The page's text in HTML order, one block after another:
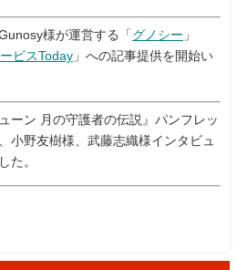
様が運営する「 グノシー 」
ビスToday 」への記事提供を開始い
ーン 月の守護者の伝説』パンフレッ
小野友樹様、武藤志織様インタビュ
た。